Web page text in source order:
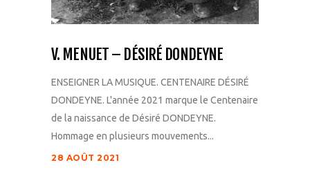
V. MENUET – DÉSIRÉ DONDEYNE
ENSEIGNER LA MUSIQUE. CENTENAIRE DÉSIRÉ
DONDEYNE. L'année 2021 marque le Centenaire
de la naissance de Désiré DONDEYNE.
Hommage en plusieurs mouvements...
28 AOÛT 2021